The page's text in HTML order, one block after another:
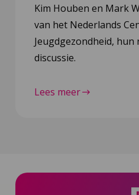
Kim Houben en Mark
van het Nederlands
Jeugdgezondheid, hun
discussie.
Lees meer